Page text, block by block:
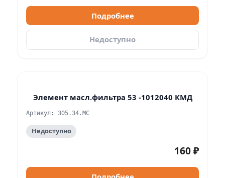
Подробнее
Недоступно
Элемент масл.фильтра 53 -1012040 КМД
Артикул: 305.34.МС
Недоступно
160 ₽